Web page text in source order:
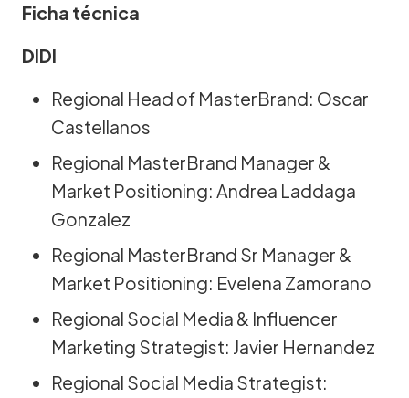
Ficha técnica
DIDI
Regional Head of MasterBrand: Oscar
Castellanos
Regional MasterBrand Manager &
Market Positioning: Andrea Laddaga
Gonzalez
Regional MasterBrand Sr Manager &
Market Positioning: Evelena Zamorano
Regional Social Media & Influencer
Marketing Strategist: Javier Hernandez
Regional Social Media Strategist: